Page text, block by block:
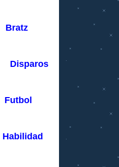
Bratz
Disparos
Futbol
Habilidad